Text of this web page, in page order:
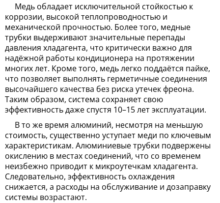
Медь обладает исключительной стойкостью к
коррозии, высокой теплопроводностью и
механической прочностью. Более того, медные
трубки выдерживают значительные перепады
давления хладагента, что критически важно для
надёжной работы кондиционера на протяжении
многих лет. Кроме того, медь легко поддаётся пайке,
что позволяет выполнять герметичные соединения
высочайшего качества без риска утечек фреона.
Таким образом, система сохраняет свою
эффективность даже спустя 10–15 лет эксплуатации.
В то же время алюминий, несмотря на меньшую
стоимость, существенно уступает меди по ключевым
характеристикам. Алюминиевые трубки подвержены
окислению в местах соединений, что со временем
неизбежно приводит к микроутечкам хладагента.
Следовательно, эффективность охлаждения
снижается, а расходы на обслуживание и дозаправку
системы возрастают.